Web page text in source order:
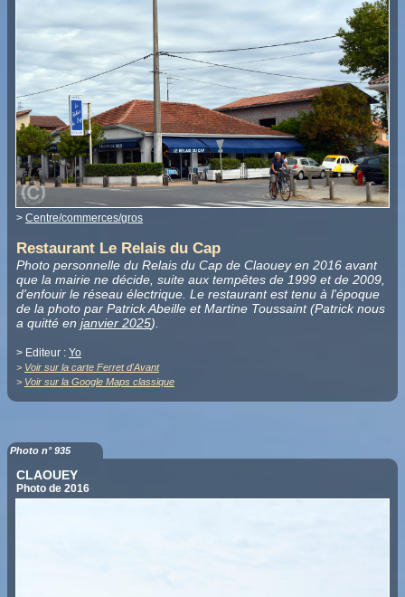
> Centre/commerces/gros
Restaurant Le Relais du Cap
Photo personnelle du Relais du Cap de Claouey en 2016 avant
que la mairie ne décide, suite aux tempêtes de 1999 et de 2009,
d'enfouir le réseau électrique. Le restaurant est tenu à l'époque
de la photo par Patrick Abeille et Martine Toussaint (Patrick nous
a quitté en janvier 2025).
> Editeur : Yo
> Voir sur la carte Ferret d'Avant
> Voir sur la Google Maps classique
Photo n° 935
CLAOUEY
Photo de 2016